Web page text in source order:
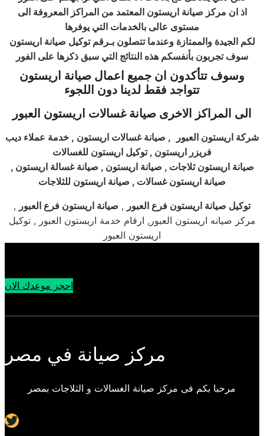
اذ ان مركز صيانة اريستون المعتمد من المراكز المعروفة الى
مستوى عالى بالخدمات التي يوفرها
لكم الجيدة والممتازة وعندما تتصلون بـرقم توكيل صيانة اريستون
سوف تجربون بأنفسكم هذه النتائج التي سبق ذكرها على الفور
وسوف تتأكدون ان جميع اعمال صيانة اريستون
تتواجد فقط لدينا دون اللجوء
الى المراكز الاخرى صيانة غسالات اريستون العبور
شركة اريستون العبور
, صيانة غسالات اريستون , خدمة عملاء ديب
فريزر اريستون , توكيل اريستون للغسالات
صيانة اريستون ثلاجات , صيانة اريستون , صيانة غسالة اريستون ,
صيانة اريستون غسالات , صيانة اريستون للثلاجات
توكيل صيانة اريستون فرع العبور , صيانة اريستون فرع العبور ,
مركز صيانه اريستون العبور, ارقام خدمة اريستون العبور , توكيل
اريستون العبور
احجز موعدك الان
مركز صيانة في مصر
مرحبا بكم فى مركز صيانة الغسالات و الثلاجات بمصر
Twitter